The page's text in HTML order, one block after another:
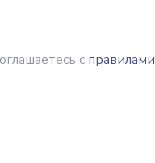
с правилами